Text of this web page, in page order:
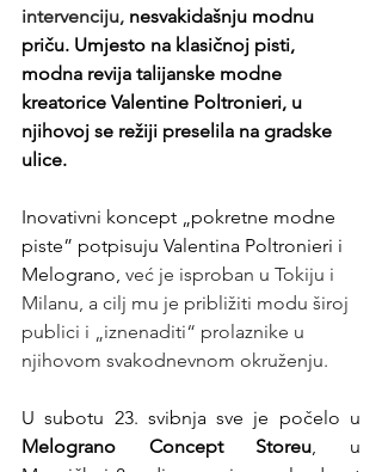
intervenciju, nesvakidašnju modnu
priču. Umjesto na klasičnoj pisti,
modna revija talijanske modne
kreatorice Valentine Poltronieri, u
njihovoj se režiji preselila na gradske
ulice.
Inovativni koncept „pokretne modne
piste” potpisuju Valentina Poltronieri i
Melograno, već je isproban u Tokiju i
Milanu, a cilj mu je približiti modu široj
publici i „iznenaditi“ prolaznike u
njihovom svakodnevnom okruženju.
Melograno Concept Storeu , u